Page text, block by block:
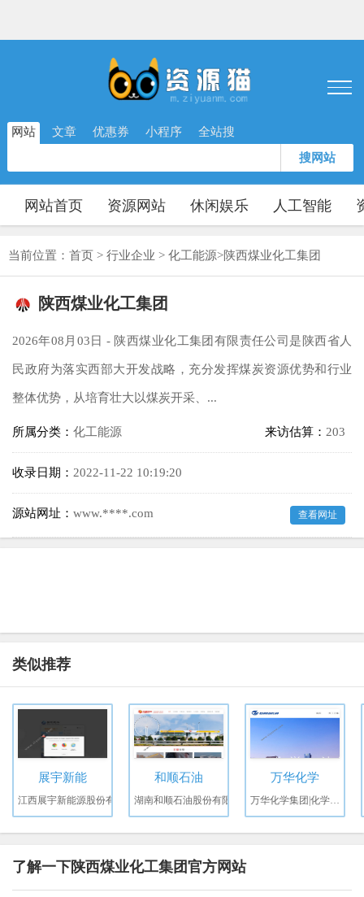
网站 文章 优惠券 小程序 全站搜
搜网站
网站首页 资源网站 休闲娱乐 人工智能
当前位置： 首页 > 行业企业 > 化工能源>陕西煤业化工集团
陕西煤业化工集团
2026年08月03日 - 陕西煤业化工集团有限责任公司是陕西省人
民政府为落实西部大开发战略，充分发挥煤炭资源优势和行业
整体优势，从培育壮大以煤炭开采、...
所属分类： 化工能源 来访估算： 203
收录日期： 2022-11-22 10:19:20
源站网址： www.****.com 查看网址
类似推荐
展宇新能
江西展宇新能源股份有
和顺石油
湖南和顺石油股份有限
万华化学
万华化学集团|化学，让
了解一下陕西煤业化工集团官方网站